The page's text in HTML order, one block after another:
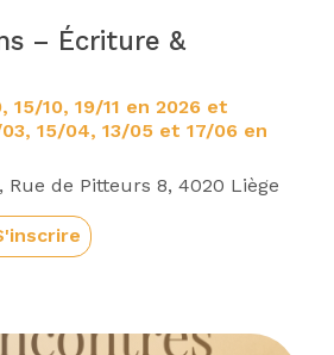
– Écriture &
15/10, 19/11 en 2026 et
15/04, 13/05 et 17/06 en
Rue de Pitteurs 8, 4020 Liège